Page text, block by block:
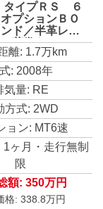
タイプＲＳ ６
プションＢＯ
ド／半革レカ
革巻きステア
ランクスポイ
Ｄオートライ
Ｗ／ＥＴＣ／
離: 1.7万km
: 2008年
気量: RE
方式: 2WD
ョン: MT6速
1ヶ月・走行無制
限
額: 350万円
格: 338.8万円